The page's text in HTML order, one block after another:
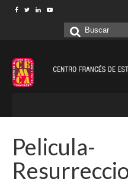
Buscar
Pelicula-